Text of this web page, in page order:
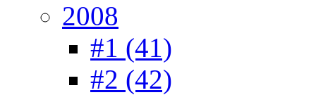
2008
#1 (41)
#2 (42)